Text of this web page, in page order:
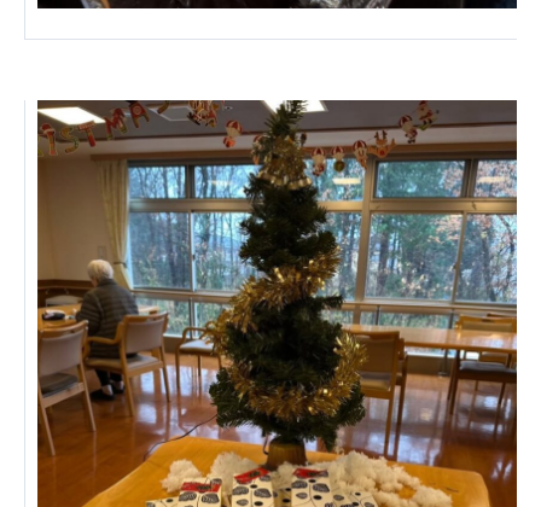
特定非営利活動法人アート応援隊
Mediclude 株式会社アジアメデカ元気事業団
株式会社フラワーコミュニティ放送
Medicare Lead Japan
株式会社日本医科学研究所
特定非営利活動法人共生フォーラム
一般社団法人フードラボジャパン
特定非営利活動法人日本医療福祉機構
株式会社アメックファーマシー